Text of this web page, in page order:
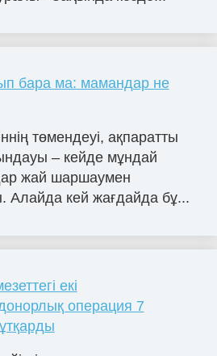
бара ма: мамандар не
төмендеуі, ақпаратты
– кейде мұндай
жай шаршаумен
Алайда кей жағдайда бұ...
екі
операция 7